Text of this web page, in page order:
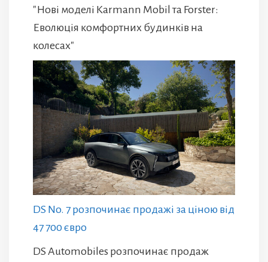
"Нові моделі Karmann Mobil та Forster:
Еволюція комфортних будинків на
колесах"
DS No. 7 розпочинає продажі за ціною від
47 700 євро
DS Automobiles розпочинає продаж